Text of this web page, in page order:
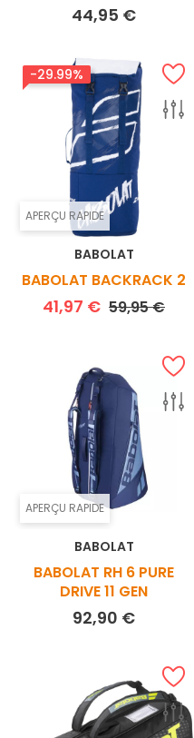
44,95 €Prix
APERÇU RAPIDE
-29.99%
BABOLAT
BABOLAT BACKRACK 2
41,97 € Prix de base
59,95 €Prix
APERÇU RAPIDE
BABOLAT
BABOLAT RH 6 PURE
DRIVE 11 GEN
92,90 €Prix